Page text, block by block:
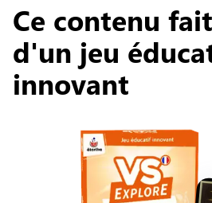
Ce contenu
d'un jeu
innovant